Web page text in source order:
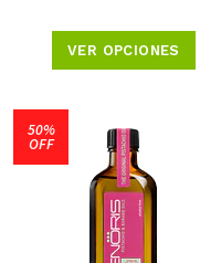
VER OPCIONES
50%
OFF